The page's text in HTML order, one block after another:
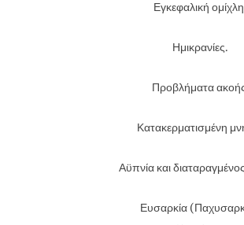
Εγκεφαλική
Ημικρανίες.
Προβλήματα
Κατακερματισμένη
Αϋπνία και
Ευσαρκία